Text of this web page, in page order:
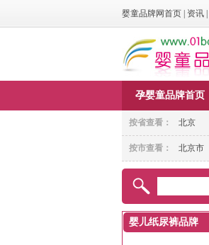
婴童品牌网首页 资讯
孕婴童品牌首页
北京
按省查看：
北京市
按市查看：
婴儿纸尿裤品牌